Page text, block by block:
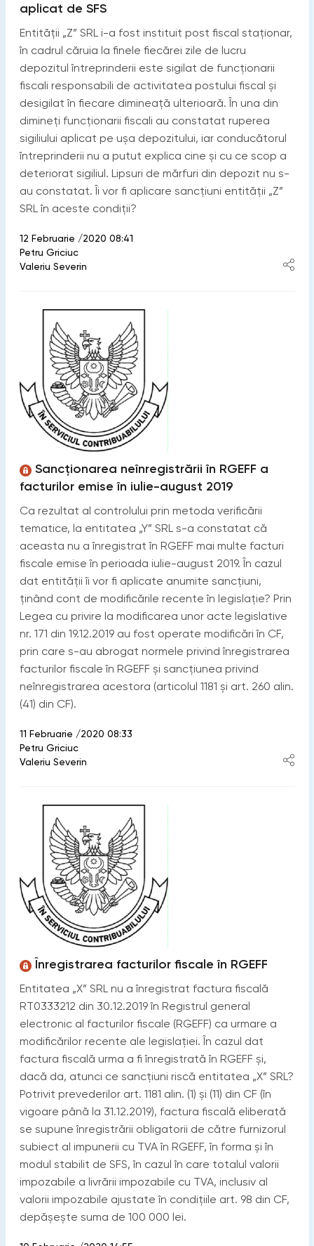
aplicat de SFS
Entității „Z” SRL i-a fost instituit post fiscal staţionar,
în cadrul căruia la finele fiecărei zile de lucru
depozitul întreprinderii este sigilat de funcţionarii
fiscali responsabili de activitatea postului fiscal și
desigilat în fiecare dimineaţă ulterioară. În una din
dimineţi funcţionarii fiscali au constatat ruperea
sigiliului aplicat pe ușa depozitului, iar conducătorul
întreprinderii nu a putut explica cine și cu ce scop a
deteriorat sigiliul. Lipsuri de mărfuri din depozit nu s-
au constatat. Îi vor fi aplicare sancţiuni entității „Z”
SRL în aceste condiții?
12 Februarie /2020 08:41
Petru Griciuc
Valeriu Severin
Sancționarea neînregistrării în RGEFF a
facturilor emise în iulie-august 2019
Ca rezultat al controlului prin metoda verificării
tematice, la entitatea „Y” SRL s-a constatat că
aceasta nu a înregistrat în RGEFF mai multe facturi
fiscale emise în perioada iulie-august 2019. În cazul
dat entității îi vor fi aplicate anumite sancțiuni,
ținând cont de modificările recente în legislație? Prin
Legea cu privire la modificarea unor acte legislative
nr. 171 din 19.12.2019 au fost operate modificări în CF,
prin care s-au abrogat normele privind înregistrarea
facturilor fiscale în RGEFF și sancțiunea privind
neînregistrarea acestora (articolul 1181 și art. 260 alin.
(41) din CF).
11 Februarie /2020 08:33
Petru Griciuc
Valeriu Severin
Înregistrarea facturilor fiscale în RGEFF
Entitatea „X” SRL nu a înregistrat factura fiscală
RT0333212 din 30.12.2019 în Registrul general
electronic al facturilor fiscale (RGEFF) ca urmare a
modificărilor recente ale legislației. În cazul dat
factura fiscală urma a fi înregistrată în RGEFF și,
dacă da, atunci ce sancțiuni riscă entitatea „X” SRL?
Potrivit prevederilor art. 1181 alin. (1) și (11) din CF (în
vigoare până la 31.12.2019), factura fiscală eliberată
se supune înregistrării obligatorii de către furnizorul
subiect al impunerii cu TVA în RGEFF, în forma și în
modul stabilit de SFS, în cazul în care totalul valorii
impozabile a livrării impozabile cu TVA, inclusiv al
valorii impozabile ajustate în condiţiile art. 98 din CF,
depășește suma de 100 000 lei.